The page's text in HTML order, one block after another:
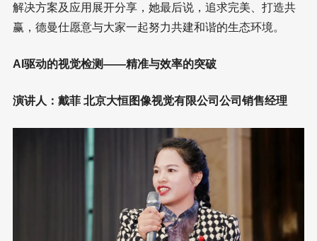
解决方案及应用展开分享，她最后说，追求完美、打造共
赢，德曼仕愿意与大家一起努力共建和谐的生态环境。
AI驱动的视觉检测——精准与效率的突破
演讲人：戴菲 北京大恒图像视觉有限公司公司销售经理